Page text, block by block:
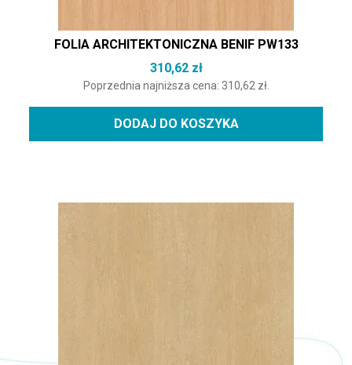
FOLIA ARCHITEKTONICZNA BENIF PW133
310,62 zł
Poprzednia najniższa cena: 310,62 zł.
DODAJ DO KOSZYKA